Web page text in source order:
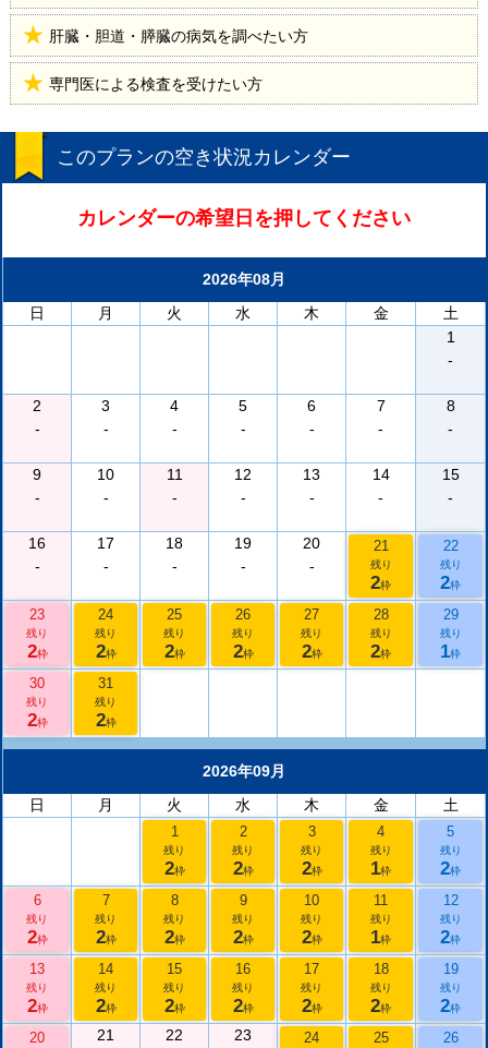
肝臓・胆道・膵臓の病気を調べたい方
専門医による検査を受けたい方
このプランの空き状況カレンダー
カレンダーの希望日を押してください
2026年08月
日
月 火 水 木 金
土
1
-
2
-
3
-
4
-
5
-
6
-
7
-
8
-
9
-
10
-
11
-
12
-
13
-
14
-
15
-
16
-
17
-
18
-
19
-
20
-
21
残り
2枠
22
残り
2枠
23
残り
2枠
24
残り
2枠
25
残り
2枠
26
残り
2枠
27
残り
2枠
28
残り
2枠
29
残り
1枠
30
残り
2枠
31
残り
2枠
2026年09月
日
月 火 水 木 金 土
1
残り
2枠
2
残り
2枠
3
残り
2枠
4
残り
1枠
5
残り
2枠
6
残り
2枠
7
残り
2枠
8
残り
2枠
9
残り
2枠
10
残り
2枠
11
残り
1枠
12
残り
2枠
13
残り
2枠
14
残り
2枠
15
残り
2枠
16
残り
2枠
17
残り
2枠
18
残り
2枠
19
残り
2枠
20
21
22
23
24 25 26